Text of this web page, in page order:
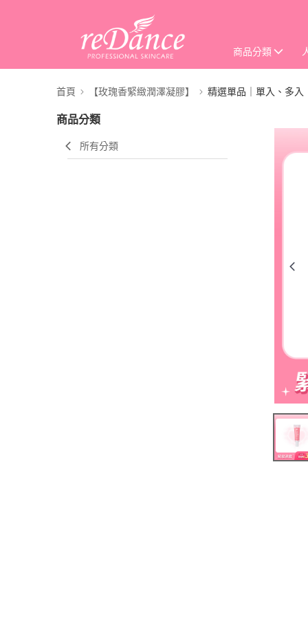
商品分類
首頁 【玫瑰香緊緻潤澤凝膠】 精選單品｜單入、多入
商品分類
所有分類